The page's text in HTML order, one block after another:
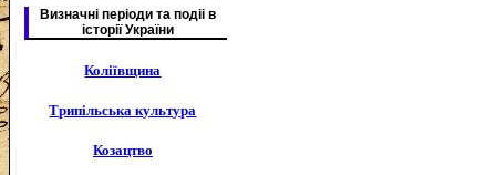
Визначні періоди та подіі в
історії України
Коліївщина
Трипільська культура
Козацтво